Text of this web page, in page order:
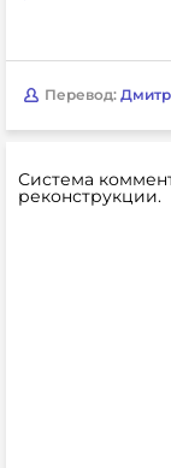
Перевод:
Система
реконструкции.